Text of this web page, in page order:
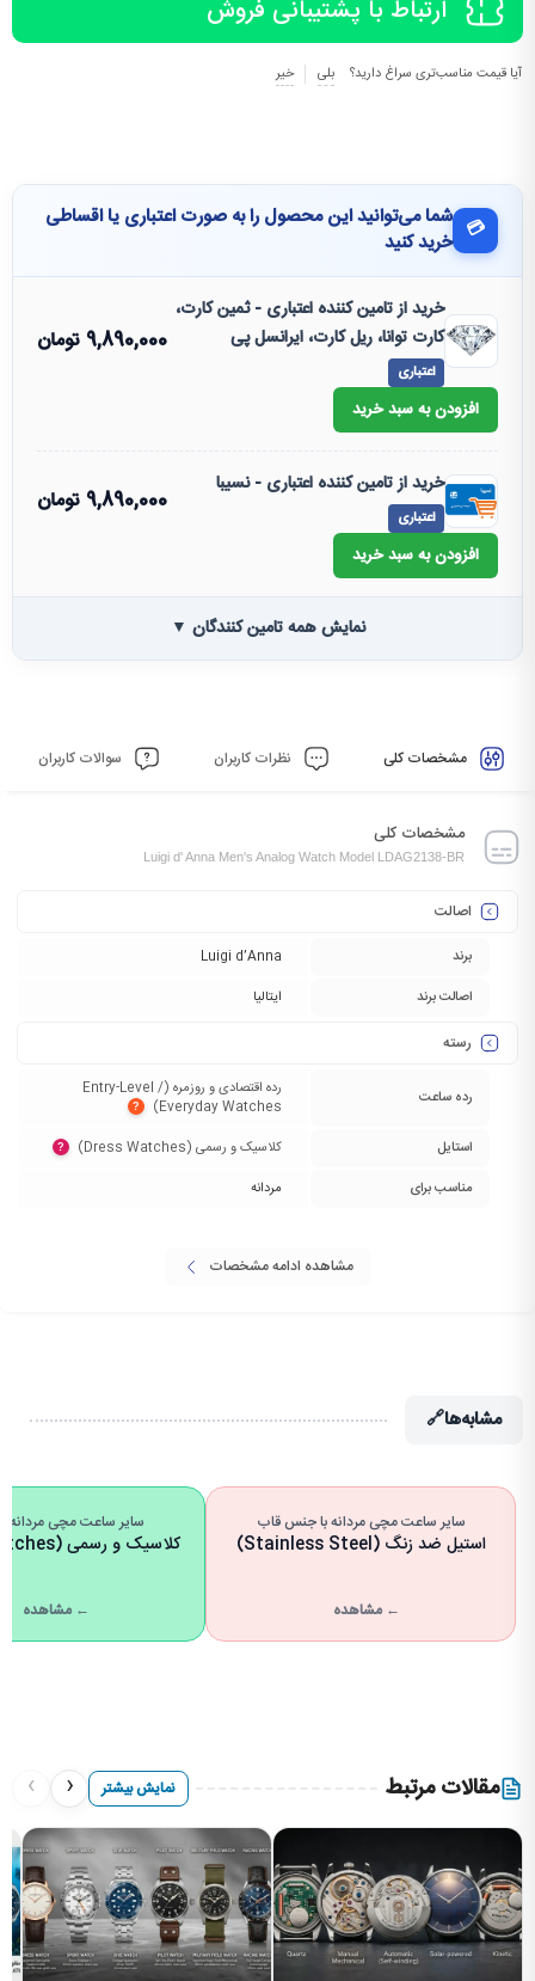
ارتباط با پشتیبانی فروش
آیا قیمت مناسب‌تری سراغ دارید؟ بلی خیر
💳 شما می‌توانید این محصول را به صورت اعتباری یا اقساطی
خرید کنید
خرید از تامین کننده اعتباری - ثمین کارت،
کارت توانا، ریل کارت، ایرانسل پی
اعتباری
9,890,000 تومان
افزودن به سبد خرید
خرید از تامین کننده اعتباری - نسیبا
اعتباری
9,890,000 تومان
افزودن به سبد خرید
نمایش همه تامین کنندگان ▼
مشخصات کلی نظرات کاربران سوالات کاربران
مشخصات کلی
Luigi d' Anna Men's Analog Watch Model LDAG2138-BR
اصالت
برند
Luigi d’Anna
اصالت برند
ایتالیا
رسته
رده ساعت
رده اقتصادی و روزمره (Entry-Level /
Everyday Watches)‏
?
استایل کلاسیک و رسمی (Dress Watches)‏ ?
مناسب برای مردانه
مشاهده ادامه مشخصات
مشابه‌ها🔗
سایر ساعت مچی مردانه با جنس قاب
استیل ضد زنگ (Stainless Steel)
← مشاهده
سایر ساعت مچی مردانه
کلاسیک و رسمی (Dress Watches)
← مشاهده
مقالات مرتبط نمایش بیشتر ‹
›